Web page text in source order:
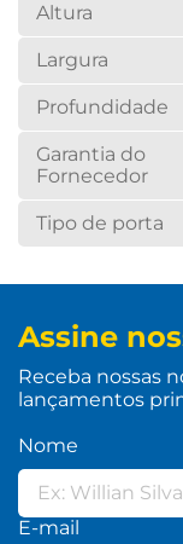
Altura
Largura
Profundidade
Garantia do
Fornecedor
Tipo de porta
Assine
Receba nossas
lançamentos
Nome
E-mail